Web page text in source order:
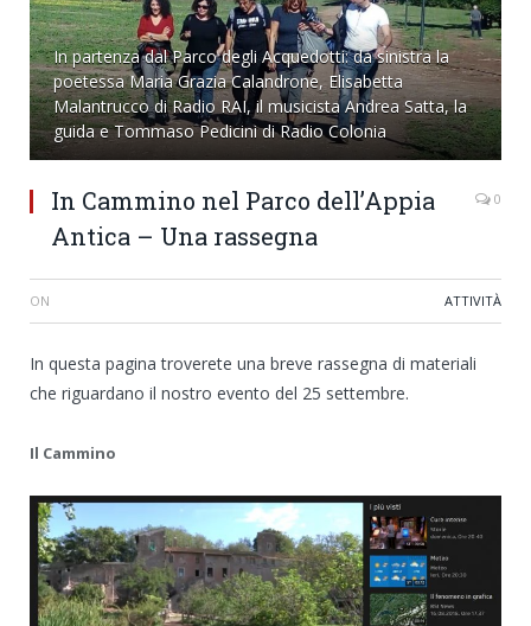
In partenza dal Parco degli Acquedotti: da sinistra la
poetessa Maria Grazia Calandrone, Elisabetta
Malantrucco di Radio RAI, il musicista Andrea Satta, la
guida e Tommaso Pedicini di Radio Colonia
In Cammino nel Parco dell’Appia
Antica – Una rassegna
0
ON ATTIVITÀ
In questa pagina troverete una breve rassegna di materiali
che riguardano il nostro evento del 25 settembre.
Il Cammino